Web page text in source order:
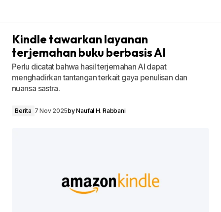
Kindle tawarkan layanan
terjemahan buku berbasis AI
Perlu dicatat bahwa hasil terjemahan AI dapat
menghadirkan tantangan terkait gaya penulisan dan
nuansa sastra.
Berita 7 Nov 2025byNaufal H. Rabbani